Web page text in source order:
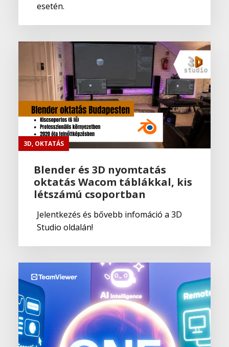
esetén.
3D, OKTATÁS
Blender és 3D nyomtatás
oktatás Wacom táblákkal, kis
létszámú csoportban
Jelentkezés és bővebb infomáció a 3D
Studio oldalán!